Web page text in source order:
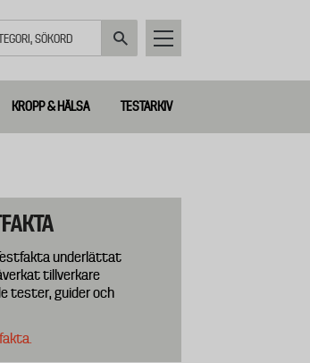
KROPP & HÄLSA TESTARKIV
underlättat
tillverkare
tester, guider och